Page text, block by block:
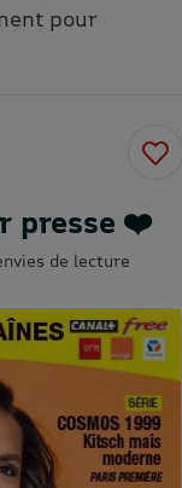
pour
presse ❤️
de lecture